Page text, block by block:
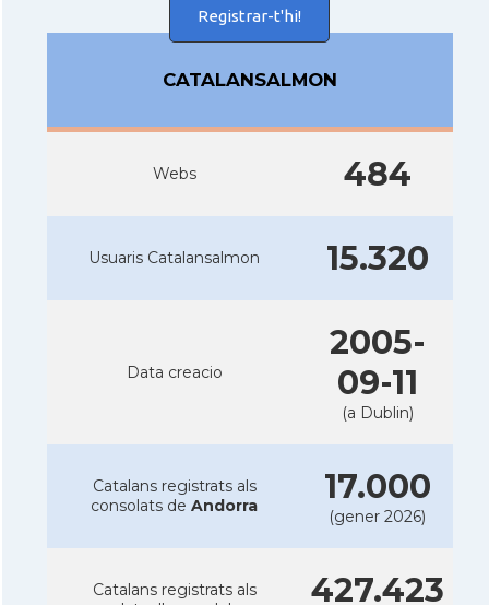
Registrar-t'hi!
CATALANSALMON
Webs 484
Usuaris Catalansalmon 15.320
Data creacio
2005-
09-11
(a Dublin)
Catalans registrats als
consolats de Andorra 17.000
(gener 2026)
Catalans registrats als
427.423